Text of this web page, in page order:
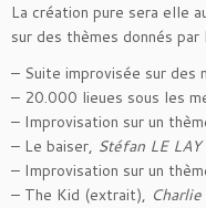
La création pure sera elle
sur des thèmes donnés
– Suite improvisée sur des
– 20.000 lieues sous les
– Improvisation sur un
– Le baiser, Stéfan LE LAY
– Improvisation sur un
– The Kid (extrait),